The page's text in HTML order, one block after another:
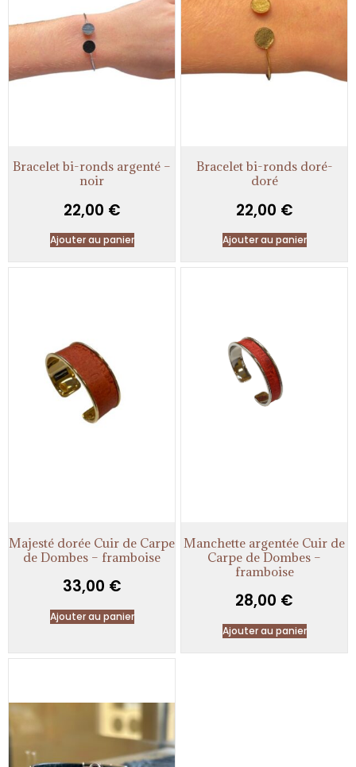
Bracelet bi-ronds argenté –
noir
22,00 €
Ajouter au panier
Bracelet bi-ronds doré-
doré
22,00 €
Ajouter au panier
Majesté dorée Cuir de Carpe
de Dombes – framboise
33,00 €
Ajouter au panier
Manchette argentée Cuir de
Carpe de Dombes –
framboise
28,00 €
Ajouter au panier